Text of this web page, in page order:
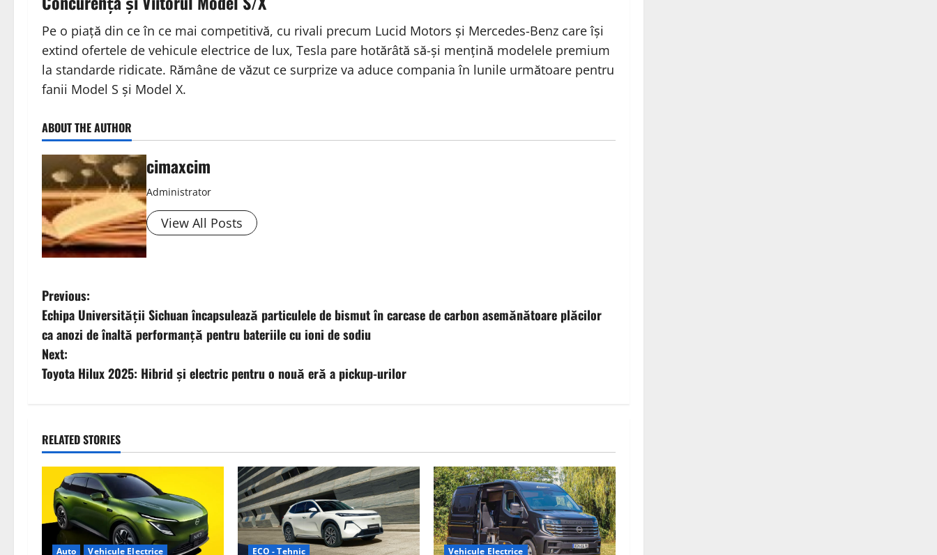
Pe o piață din ce în ce mai competitivă, cu rivali precum Lucid Motors și Mercedes-Benz care își
extind ofertele de vehicule electrice de lux, Tesla pare hotărâtă să-și mențină modelele premium
la standarde ridicate. Rămâne de văzut ce surprize va aduce compania în lunile următoare pentru
fanii Model S și Model X.
ABOUT THE AUTHOR
cimaxcim
Administrator
View All Posts
P
o
s
t
a
v
g
Previous:
Echipa Universității Sichuan încapsulează particulele de bismut în carcase de carbon asemănătoare plăcilor
ca anozi de înaltă performanță pentru bateriile cu ioni de sodiu
Next:
Toyota Hilux 2025: Hibrid și electric pentru o nouă eră a pickup-urilor
RELATED STORIES
Auto Vehicule Electrice ECO - Tehnic Vehicule Electrice